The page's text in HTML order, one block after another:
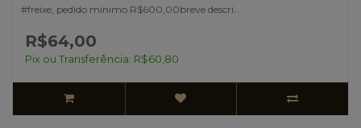
#freixe, pedido mínimo R$600,00breve descri..
R$64,00
Pix ou Transferência: R$60,80